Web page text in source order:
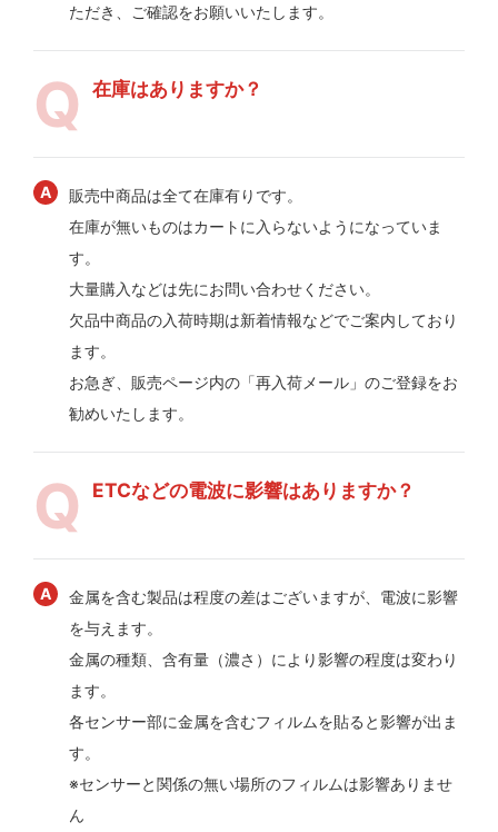
ただき、ご確認をお願いいたします。
在庫はありますか？
販売中商品は全て在庫有りです。
在庫が無いものはカートに入らないようになっていま
す。
大量購入などは先にお問い合わせください。
欠品中商品の入荷時期は新着情報などでご案内しており
ます。
お急ぎ、販売ページ内の「再入荷メール」のご登録をお
勧めいたします。
ETCなどの電波に影響はありますか？
金属を含む製品は程度の差はございますが、電波に影響
を与えます。
金属の種類、含有量（濃さ）により影響の程度は変わり
ます。
各センサー部に金属を含むフィルムを貼ると影響が出ま
す。
※センサーと関係の無い場所のフィルムは影響ありませ
ん